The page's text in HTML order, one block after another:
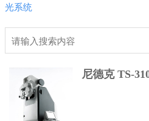
光系统
尼德克 TS-